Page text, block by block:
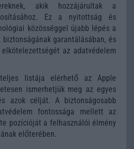
akik hozzájárultak a
Ez a nyitottság és
közösséggel újabb lépés a
garantálásában, és
az adatvédelem
listája elérhető az Apple
ismerhetjük meg az egyes
azok célját. A biztonságosabb
fontossága mellett az
pozícióját a felhasználói élmény
előterében.